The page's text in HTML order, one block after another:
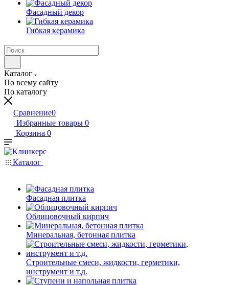
Фасадный декор
Гибкая керамика
Каталог
По всему сайту
По каталогу
Сравнение0
Избранные товары 0
Корзина 0
Каталог
Фасадная плитка
Облицовочный кирпич
Минеральная, бетонная плитка
Строительные смеси, жидкости, герметики,
инструмент и т.д.